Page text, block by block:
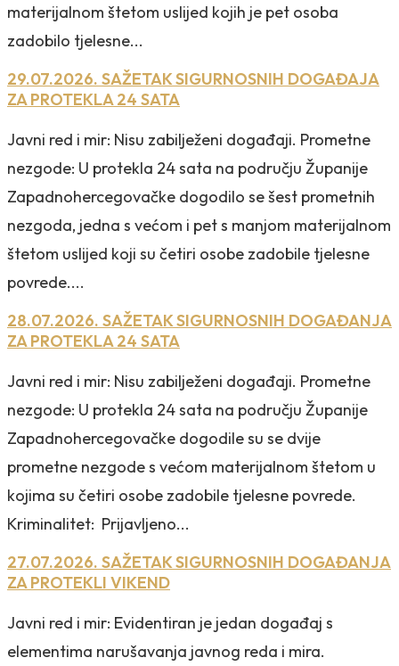
materijalnom štetom uslijed kojih je pet osoba
zadobilo tjelesne...
29.07.2026. SAŽETAK SIGURNOSNIH DOGAĐAJA
ZA PROTEKLA 24 SATA
Javni red i mir: Nisu zabilježeni događaji. Prometne
nezgode: U protekla 24 sata na području Županije
Zapadnohercegovačke dogodilo se šest prometnih
nezgoda, jedna s većom i pet s manjom materijalnom
štetom uslijed koji su četiri osobe zadobile tjelesne
povrede....
28.07.2026. SAŽETAK SIGURNOSNIH DOGAĐANJA
ZA PROTEKLA 24 SATA
Javni red i mir: Nisu zabilježeni događaji. Prometne
nezgode: U protekla 24 sata na području Županije
Zapadnohercegovačke dogodile su se dvije
prometne nezgode s većom materijalnom štetom u
kojima su četiri osobe zadobile tjelesne povrede.
Kriminalitet: Prijavljeno...
27.07.2026. SAŽETAK SIGURNOSNIH DOGAĐANJA
ZA PROTEKLI VIKEND
Javni red i mir: Evidentiran je jedan događaj s
elementima narušavanja javnog reda i mira.